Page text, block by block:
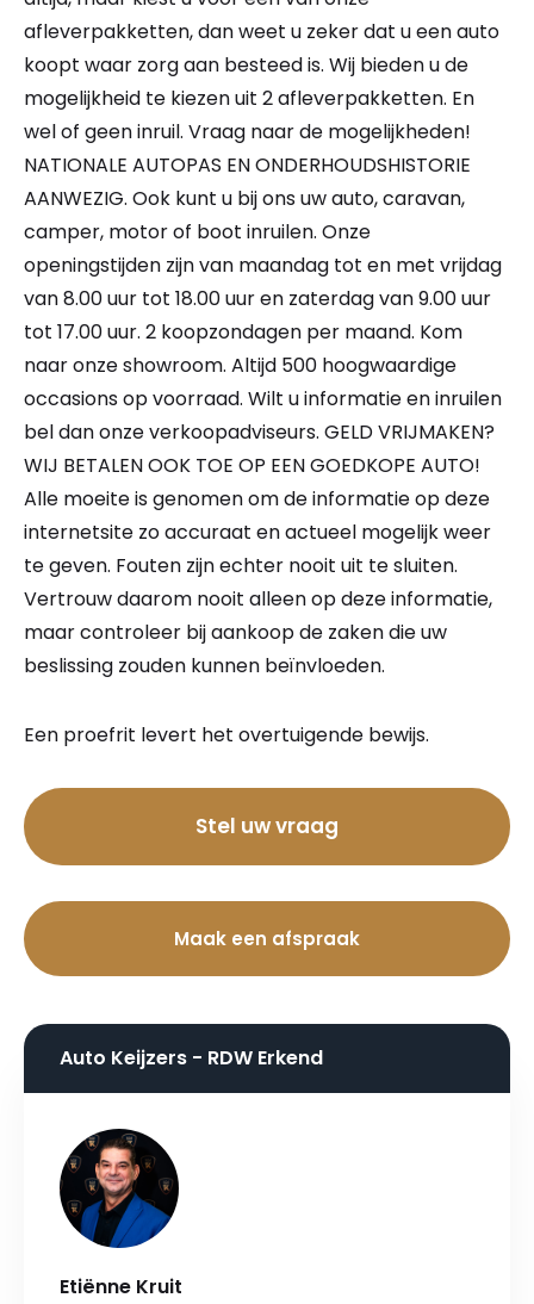
afleverpakketten, dan weet u zeker dat u een auto
koopt waar zorg aan besteed is. Wij bieden u de
mogelijkheid te kiezen uit 2 afleverpakketten. En
wel of geen inruil. Vraag naar de mogelijkheden!
NATIONALE AUTOPAS EN ONDERHOUDSHISTORIE
AANWEZIG. Ook kunt u bij ons uw auto, caravan,
camper, motor of boot inruilen. Onze
openingstijden zijn van maandag tot en met vrijdag
van 8.00 uur tot 18.00 uur en zaterdag van 9.00 uur
tot 17.00 uur. 2 koopzondagen per maand. Kom
naar onze showroom. Altijd 500 hoogwaardige
occasions op voorraad. Wilt u informatie en inruilen
bel dan onze verkoopadviseurs. GELD VRIJMAKEN?
WIJ BETALEN OOK TOE OP EEN GOEDKOPE AUTO!
Alle moeite is genomen om de informatie op deze
internetsite zo accuraat en actueel mogelijk weer
te geven. Fouten zijn echter nooit uit te sluiten.
Vertrouw daarom nooit alleen op deze informatie,
maar controleer bij aankoop de zaken die uw
beslissing zouden kunnen beïnvloeden.
Een proefrit levert het overtuigende bewijs.
Stel uw vraag
Maak een afspraak
Auto Keijzers - RDW Erkend
Etiënne Kruit